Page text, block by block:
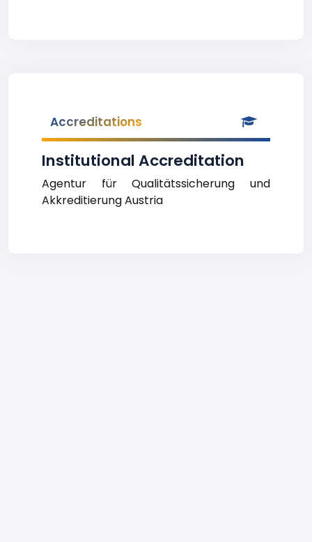
Accreditations
Institutional Accreditation
Agentur für Qualitätssicherung und
Akkreditierung Austria